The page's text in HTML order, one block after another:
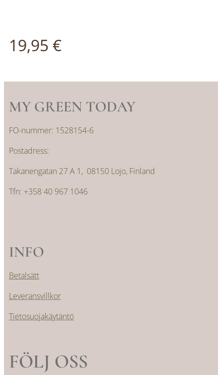
19,95 €
MY GREEN TODAY
FO-nummer: 1528154-6
Postadress:
Takanengatan 27 A 1, 08150 Lojo, Finland
Tfn: +358 40 967 1046
INFO
Betalsätt
Leveransvillkor
Tietosuojakäytäntö
FÖLJ OSS